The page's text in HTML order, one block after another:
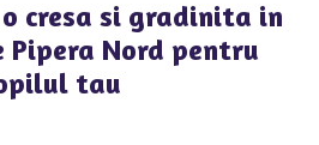
cresa si gradinita in
Pipera Nord pentru
tau